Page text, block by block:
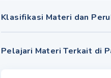
Klasifikasi Materi dan
Pelajari Materi Terkait di